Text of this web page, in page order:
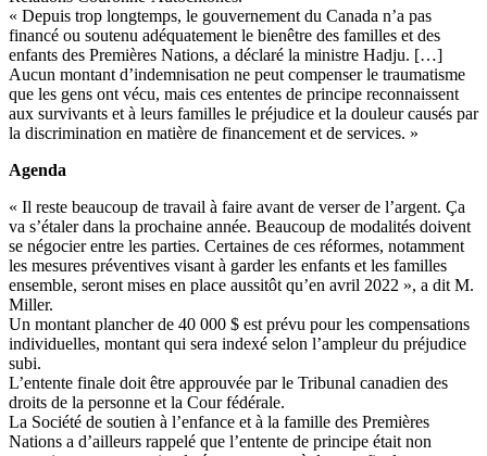
« Depuis trop longtemps, le gouvernement du Canada n’a pas
financé ou soutenu adéquatement le bienêtre des familles et des
enfants des Premières Nations, a déclaré la ministre Hadju. […]
Aucun montant d’indemnisation ne peut compenser le traumatisme
que les gens ont vécu, mais ces ententes de principe reconnaissent
aux survivants et à leurs familles le préjudice et la douleur causés par
la discrimination en matière de financement et de services. »
Agenda
« Il reste beaucoup de travail à faire avant de verser de l’argent. Ça
va s’étaler dans la prochaine année. Beaucoup de modalités doivent
se négocier entre les parties. Certaines de ces réformes, notamment
les mesures préventives visant à garder les enfants et les familles
ensemble, seront mises en place aussitôt qu’en avril 2022 », a dit M.
Miller.
Un montant plancher de 40 000 $ est prévu pour les compensations
individuelles, montant qui sera indexé selon l’ampleur du préjudice
subi.
L’entente finale doit être approuvée par le Tribunal canadien des
droits de la personne et la Cour fédérale.
La Société de soutien à l’enfance et à la famille des Premières
Nations a d’ailleurs rappelé que l’entente de principe était non